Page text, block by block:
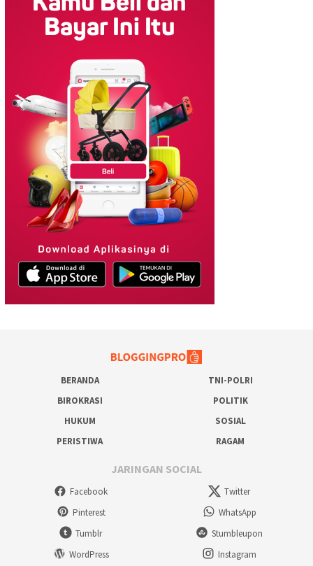
BERANDA
TNI-POLRI
BIROKRASI
POLITIK
HUKUM
SOSIAL
PERISTIWA
RAGAM
JARINGAN SOCIAL
Facebook
Twitter
Pinterest
WhatsApp
Tumblr
Stumbleupon
WordPress
Instagram